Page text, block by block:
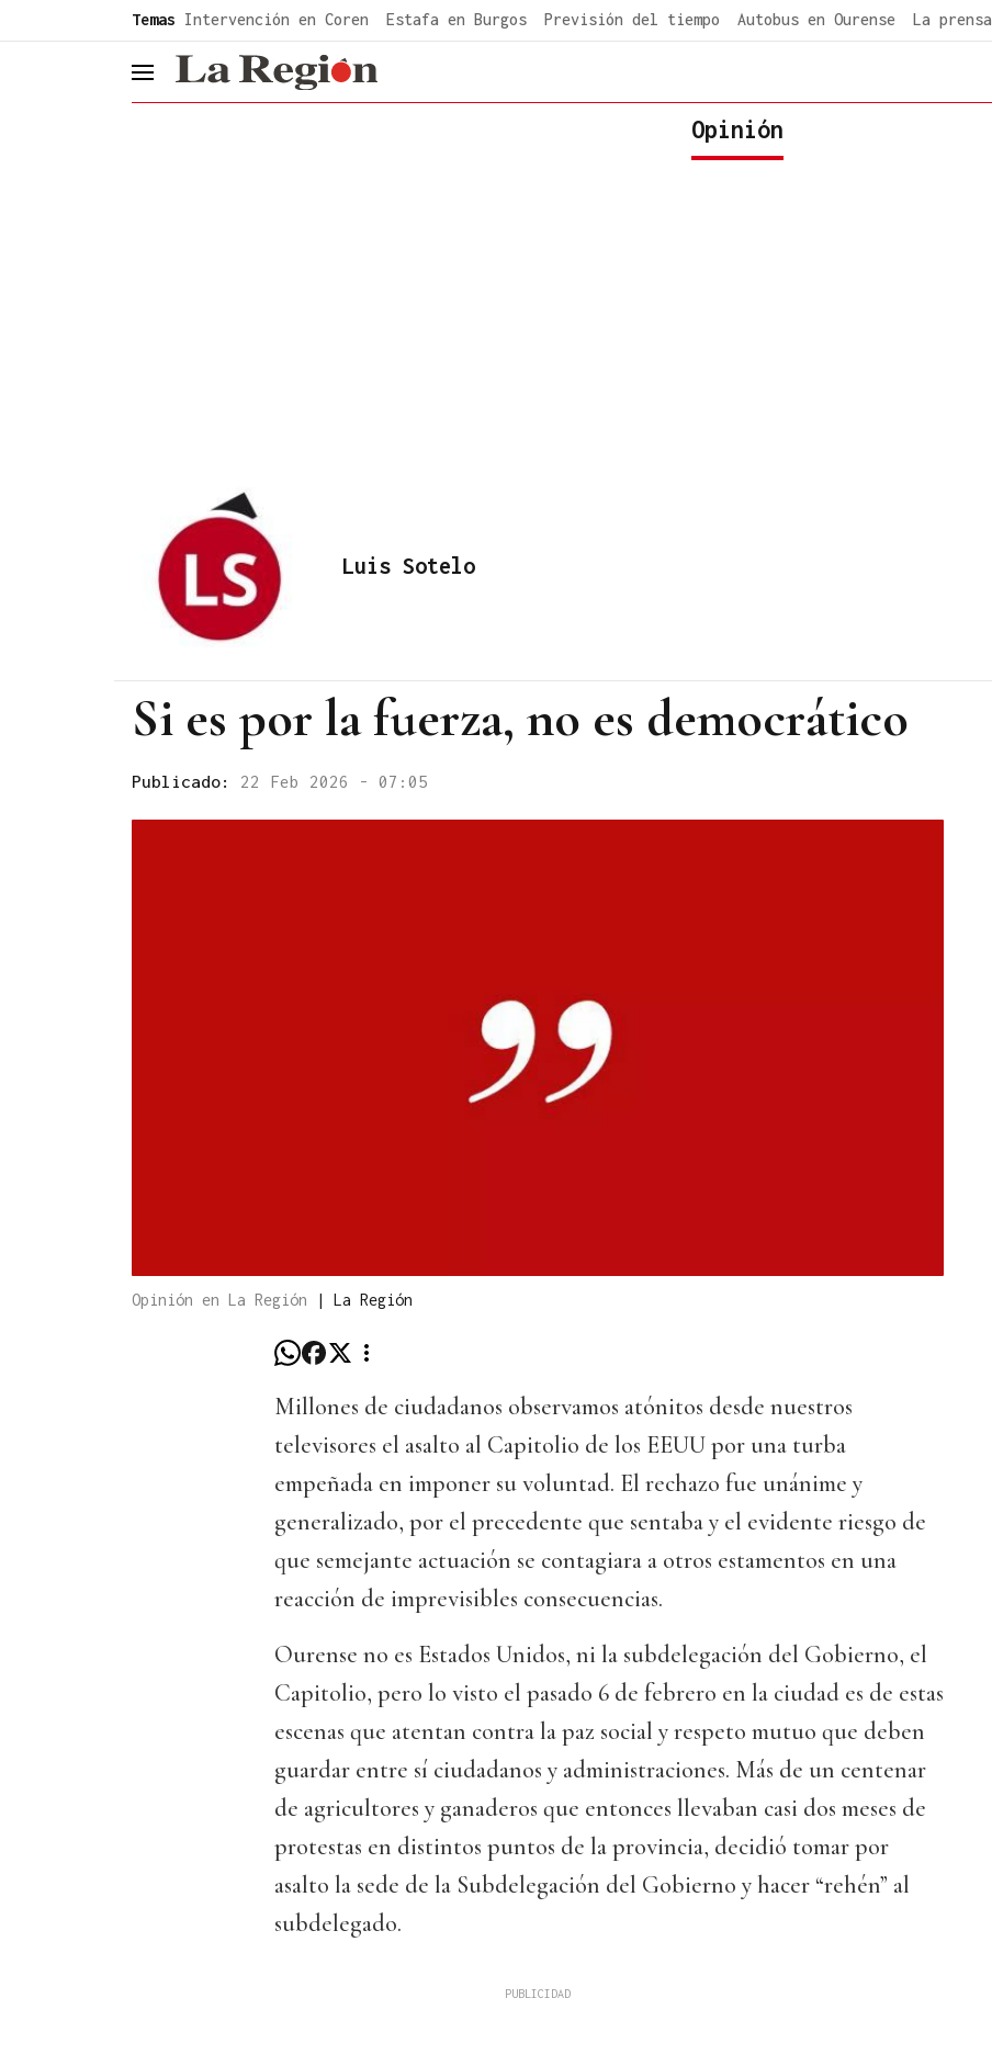
Temas Intervención en Coren Estafa en Burgos Previsión del tiempo Autobus en Ourense La prensa
header.menu.open
Opinión
Luis Sotelo
Si es por la fuerza, no es democrático
Publicado: 22 Feb 2026 - 07:05
Opinión en La Región | La Región
Millones de ciudadanos observamos atónitos desde nuestros
televisores el asalto al Capitolio de los EEUU por una turba
empeñada en imponer su voluntad. El rechazo fue unánime y
generalizado, por el precedente que sentaba y el evidente riesgo de
que semejante actuación se contagiara a otros estamentos en una
reacción de imprevisibles consecuencias.
Ourense no es Estados Unidos, ni la subdelegación del Gobierno, el
Capitolio, pero lo visto el pasado 6 de febrero en la ciudad es de estas
escenas que atentan contra la paz social y respeto mutuo que deben
guardar entre sí ciudadanos y administraciones. Más de un centenar
de agricultores y ganaderos que entonces llevaban casi dos meses de
protestas en distintos puntos de la provincia, decidió tomar por
asalto la sede de la Subdelegación del Gobierno y hacer “rehén” al
subdelegado.